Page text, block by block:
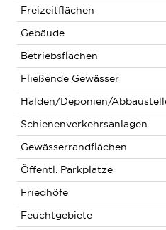
Freizeitflächen
Gebäude
Betriebsflächen
Fließende Gewässer
Halden/Deponien/
Schienenverkehrsanlagen
Gewässerrandflächen
Öffentl. Parkplätze
Friedhöfe
Feuchtgebiete